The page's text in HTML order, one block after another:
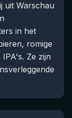
uit Warschau
in het
romige
Ze zijn